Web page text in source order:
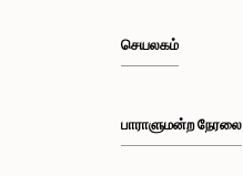
செயலகம்
பாராளுமன்ற நேரலை